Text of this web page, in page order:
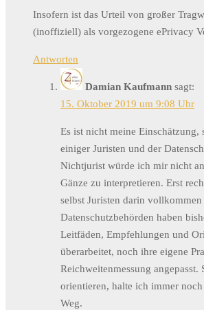
Insofern ist das Urteil von großer
(inoffiziell) als vorgezogene ePrivacy
Antworten
Damian Kaufmann sagt:
15. Oktober 2019 um 9:08 Uhr
Es ist nicht meine Einschätzung,
einiger Juristen und der
Nichtjurist würde ich mir nicht
Gänze zu interpretieren. Erst
selbst Juristen darin
Datenschutzbehörden haben
Leitfäden, Empfehlungen und
überarbeitet, noch ihre eigene
Reichweitenmessung angepasst.
orientieren, halte ich immer
Weg.